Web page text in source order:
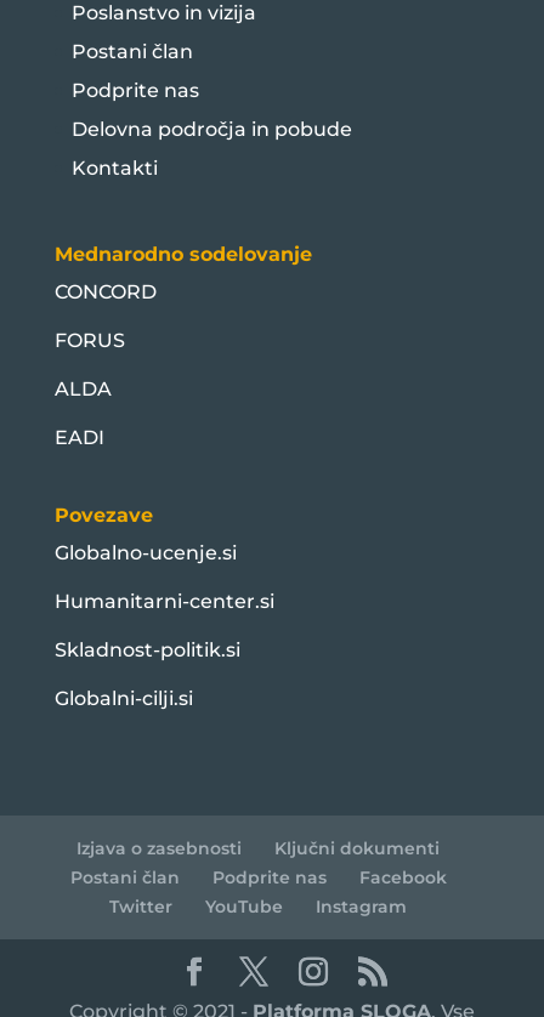
Poslanstvo in vizija
Postani član
Podprite nas
Delovna področja in pobude
Kontakti
Mednarodno sodelovanje
CONCORD
FORUS
ALDA
EADI
Povezave
Globalno-ucenje.si
Humanitarni-center.si
Skladnost-politik.si
Globalni-cilji.si
Izjava o zasebnosti
Ključni dokumenti
Postani član
Podprite nas
Facebook
Twitter
YouTube Instagram
Copyright © 2021 - Platforma SLOGA. Vse